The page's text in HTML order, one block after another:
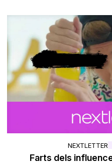
NEXTLETTER
Farts dels